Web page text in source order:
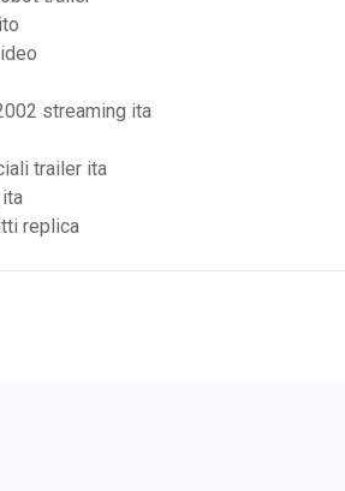
streaming ita
trailer ita
replica